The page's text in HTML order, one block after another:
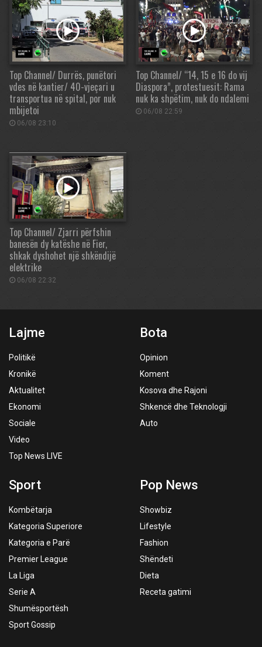
Top Channel/ Durrës, punëtori
vdes në kantier/ 40-vjeçari u
transportua në spital, por nuk
mbijetoi
06/08 23:10
Top Channel/ “14, 15 e 16 do vij
Diaspora”, protestuesit: Rama
nuk ka shpëtim, nuk do ndalemi
06/08 22:59
Top Channel/ Zjarri përfshin
banesën dy katëshe në Fier,
shkak dyshohet një shkëndijë
elektrike
06/08 22:32
Lajme
Politikë
Kronikë
Aktualitet
Ekonomi
Sociale
Video
Top News LIVE
Bota
Opinion
Koment
Kosova dhe Rajoni
Shkencë dhe Teknologji
Auto
Sport
Kombëtarja
Kategoria Superiore
Kategoria e Parë
Premier League
La Liga
Serie A
Shumësportësh
Sport Gossip
Pop News
Showbiz
Lifestyle
Fashion
Shëndeti
Dieta
Receta gatimi